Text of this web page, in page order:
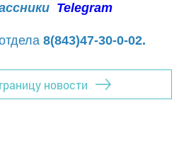
Telegram
8(843)47-30-0-02.
новости